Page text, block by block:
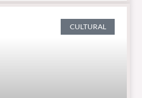
CULTURAL